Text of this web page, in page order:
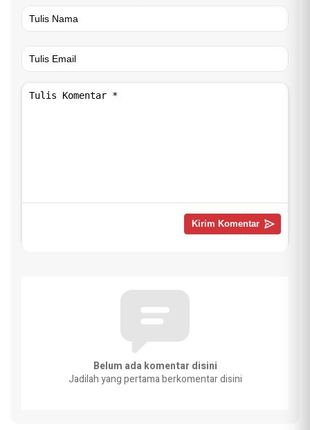
Belum ada komentar disini
Jadilah yang pertama berkomentar disini